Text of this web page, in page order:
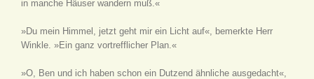
in manche Häuser wandern muß.«
»Du mein Himmel, jetzt geht mir ein Licht auf«, bemerkte Herr
Winkle. »Ein ganz vortrefflicher Plan.«
»O, Ben und ich haben schon ein Dutzend ähnliche ausgedacht«,